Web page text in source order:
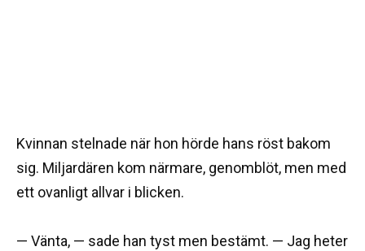
Kvinnan stelnade när hon hörde hans röst bakom
sig. Miljardären kom närmare, genomblöt, men med
ett ovanligt allvar i blicken.
— Vänta, — sade han tyst men bestämt. — Jag heter